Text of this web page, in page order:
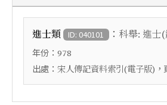
進士類 ID: 040101 ： 科舉: 進士
年份： 978
出處： 宋人傳記資料索引(電子版) ，